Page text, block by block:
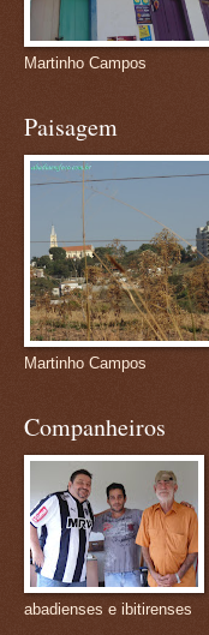
Martinho Campos
Paisagem
Martinho Campos
Companheiros
abadienses e ibitirenses